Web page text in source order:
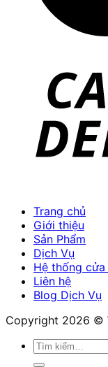
Trang chủ
Giới thiệu
Sản Phẩm
Dịch Vụ
Hệ thống cửa
Liên hệ
Blog Dịch Vụ
Copyright 2026 ©
Tìm